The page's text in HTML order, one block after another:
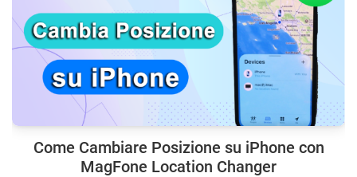
Come Cambiare Posizione su iPhone con
MagFone Location Changer